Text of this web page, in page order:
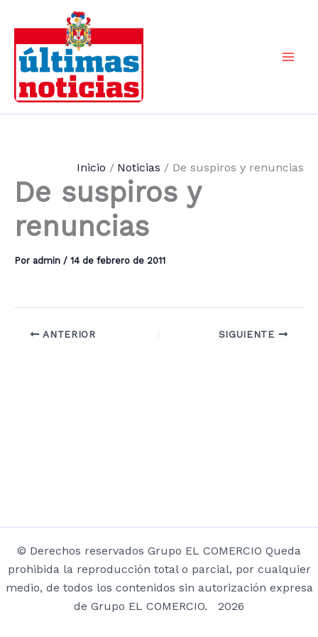
contenido
Inicio Noticias De suspiros y renuncias
De suspiros y
renuncias
Por admin / 14 de febrero de 2011
ANTERIOR SIGUIENTE
© Derechos reservados Grupo EL COMERCIO Queda
prohibida la reproducción total o parcial, por cualquier
medio, de todos los contenidos sin autorización expresa
de Grupo EL COMERCIO. 2026